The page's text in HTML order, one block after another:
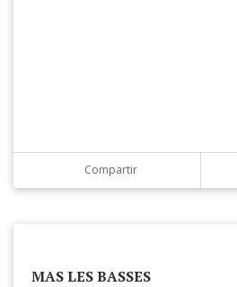
Compartir
MAS LES BASSES